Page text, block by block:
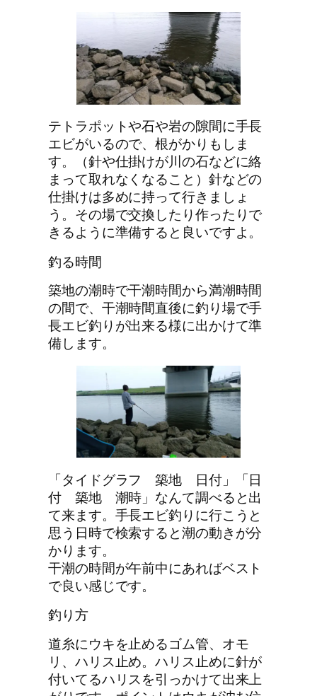
テトラポットや石や岩の隙間に手長
エビがいるので、根がかりもしま
す。（針や仕掛けが川の石などに絡
まって取れなくなること）針などの
仕掛けは多めに持って行きましょ
う。その場で交換したり作ったりで
きるように準備すると良いですよ。
釣る時間
築地の潮時で干潮時間から満潮時間
の間で、干潮時間直後に釣り場で手
長エビ釣りが出来る様に出かけて準
備します。
「タイドグラフ 築地 日付」「日
付 築地 潮時」なんて調べると出
て来ます。手長エビ釣りに行こうと
思う日時で検索すると潮の動きが分
かります。
干潮の時間が午前中にあればベスト
で良い感じです。
釣り方
道糸にウキを止めるゴム管、オモ
リ、ハリス止め。ハリス止めに針が
付いてるハリスを引っかけて出来上